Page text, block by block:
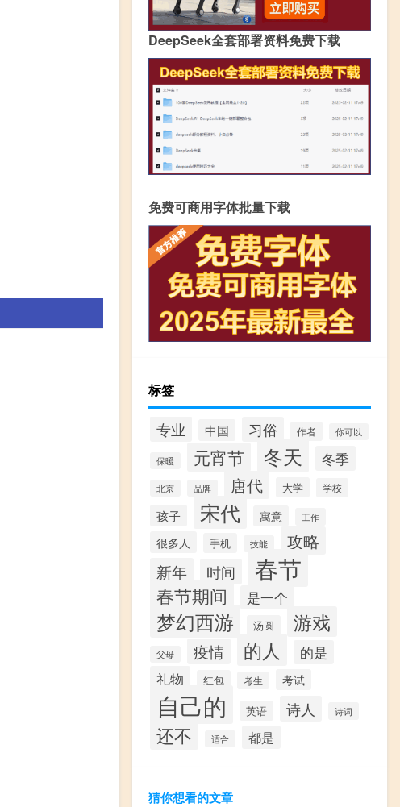
DeepSeek全套部署资料免费下载
免费可商用字体批量下载
标签
专业 中国 习俗 作者 你可以
保暖 元宵节 冬天 冬季
北京 品牌 唐代 大学 学校
孩子 宋代 寓意 工作
很多人 手机 技能 攻略
新年 时间 春节
春节期间 是一个
梦幻西游 汤圆 游戏
父母 疫情 的人 的是
礼物 红包 考生 考试
自己的 英语 诗人 诗词
还不 适合 都是
猜你想看的文章